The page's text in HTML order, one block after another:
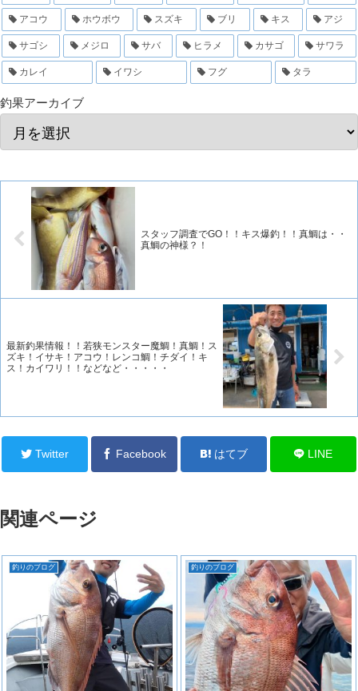
アコウ ホウボウ スズキ ブリ キス アジ
サゴシ メジロ サバ ヒラメ カサゴ サワラ
カレイ イワシ フグ タラ
釣果アーカイブ
スタッフ調査でGO！！キス爆釣！！真鯛は・・
真鯛の神様？！
最新釣果情報！！若狭モンスター魔鯛！真鯛！ス
ズキ！イサキ！アコウ！レンコ鯛！チダイ！キ
ス！カイワリ！！などなど・・・・・
Twitter Facebook はてブ LINE
関連ページ
釣りのブログ 釣りのブログ